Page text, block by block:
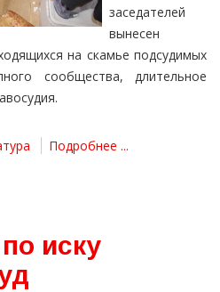
заседателей
вынесен
на скамье подсудимых
сообщества, длительное
Подробнее ...
иску